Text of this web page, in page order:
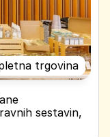
trgovina
sestavin,